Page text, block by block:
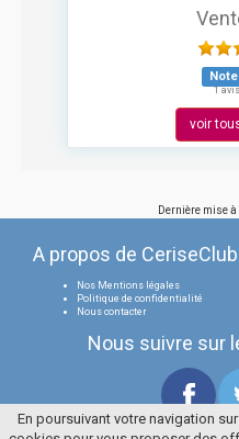
1
voir
Dernière mise
A propos de CeriseClub
Nos Mentions légales
Politique de confidentialité
Nous contacter
Nous suivre sur
En poursuivant votre navigation